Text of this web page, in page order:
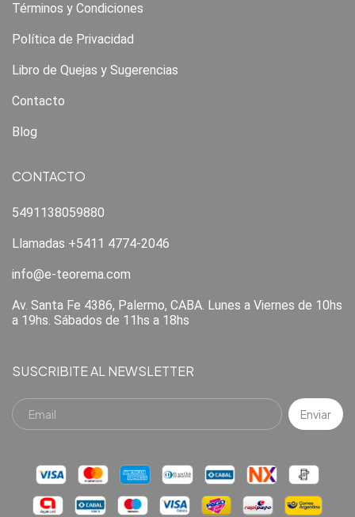
Términos y Condiciones
Política de Privacidad
Libro de Quejas y Sugerencias
Contacto
Blog
CONTACTO
5491138059880
Llamadas +5411 4774-2046
info@e-teorema.com
Av. Santa Fe 4386, Palermo, CABA. Lunes a Viernes de 10hs
a 19hs. Sábados de 11hs a 18hs
SUSCRIBITE AL NEWSLETTER